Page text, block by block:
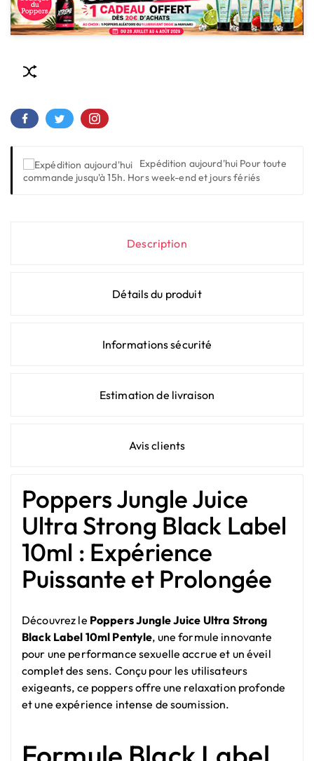
Expédition aujourd'hui Pour toute
commande jusqu'à 15h. Hors week-end et jours fériés
Description
Détails du produit
Informations sécurité
Estimation de livraison
Avis clients
Poppers Jungle Juice
Ultra Strong Black Label
10ml : Expérience
Puissante et Prolongée
Découvrez le Poppers Jungle Juice Ultra Strong
Black Label 10ml Pentyle, une formule innovante
pour une performance sexuelle accrue et un éveil
complet des sens. Conçu pour les utilisateurs
exigeants, ce poppers offre une relaxation profonde
et une expérience intense de soumission.